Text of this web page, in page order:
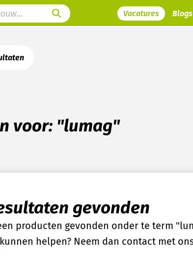
Vacatures Blogs
voor: "lumag"
gevonden
producten gevonden onder te term
helpen? Neem dan contact met